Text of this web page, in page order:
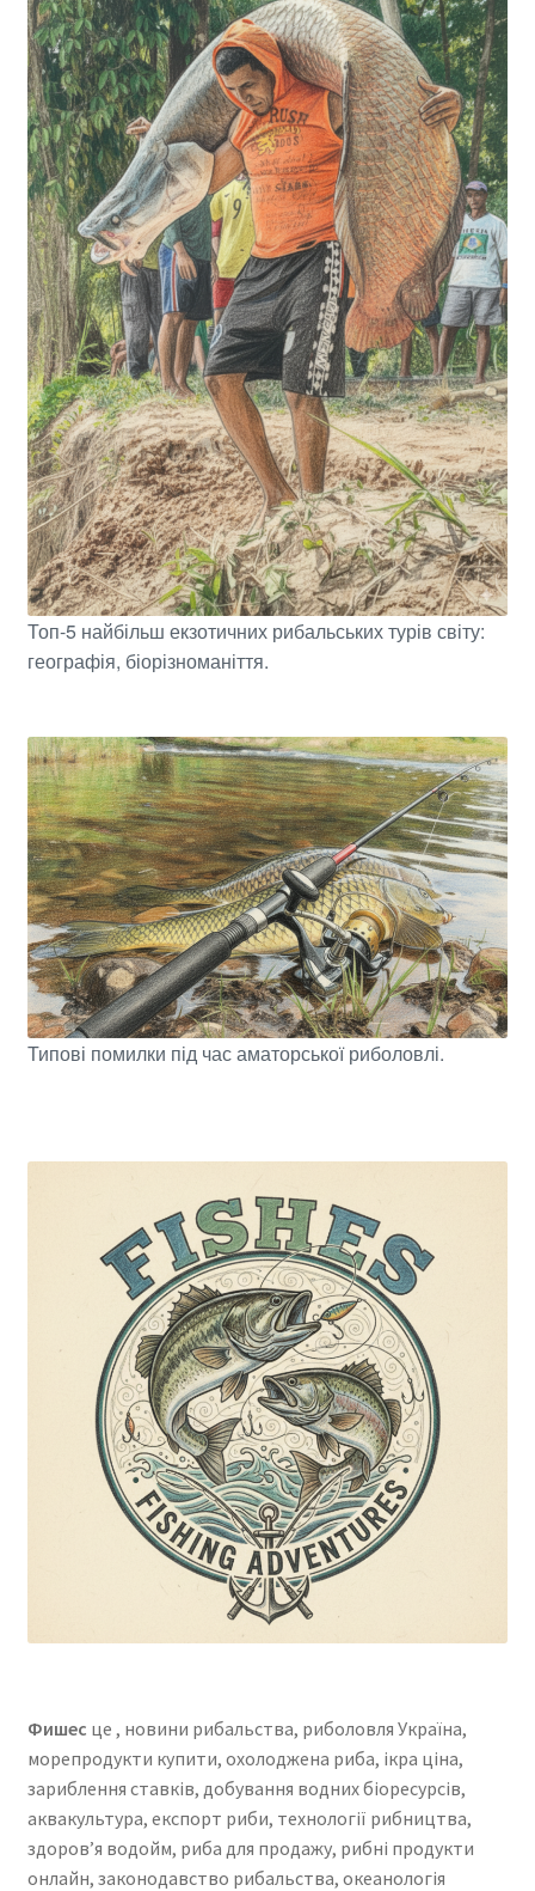
Топ-5 найбільш екзотичних рибальських турів світу:
географія, біорізноманіття.
Типові помилки під час аматорської риболовлі.
Фишес це , новини рибальства, риболовля Україна,
морепродукти купити, охолоджена риба, ікра ціна,
зариблення ставків, добування водних біоресурсів,
аквакультура, експорт риби, технології рибництва,
здоров’я водойм, риба для продажу, рибні продукти
онлайн, законодавство рибальства, океанологія